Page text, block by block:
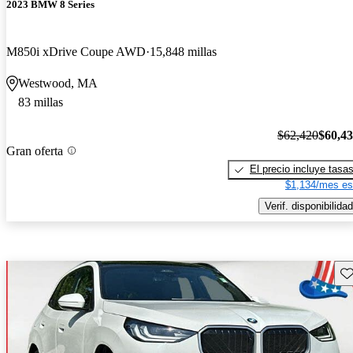
2023 BMW 8 Series
M850i xDrive Coupe AWD 15,848 millas
Westwood, MA
83 millas
Gran oferta
$62,420
El precio incluye tasas
$1,134/mes
Verif. disponibilidad